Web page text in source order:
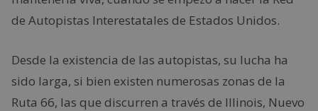
de Autopistas Interestatales de Estados Unidos.
Desde la existencia de las autopistas, su lucha ha
sido larga, si bien existen numerosas zonas de la
Ruta 66, las que discurren a través de Illinois, Nuevo